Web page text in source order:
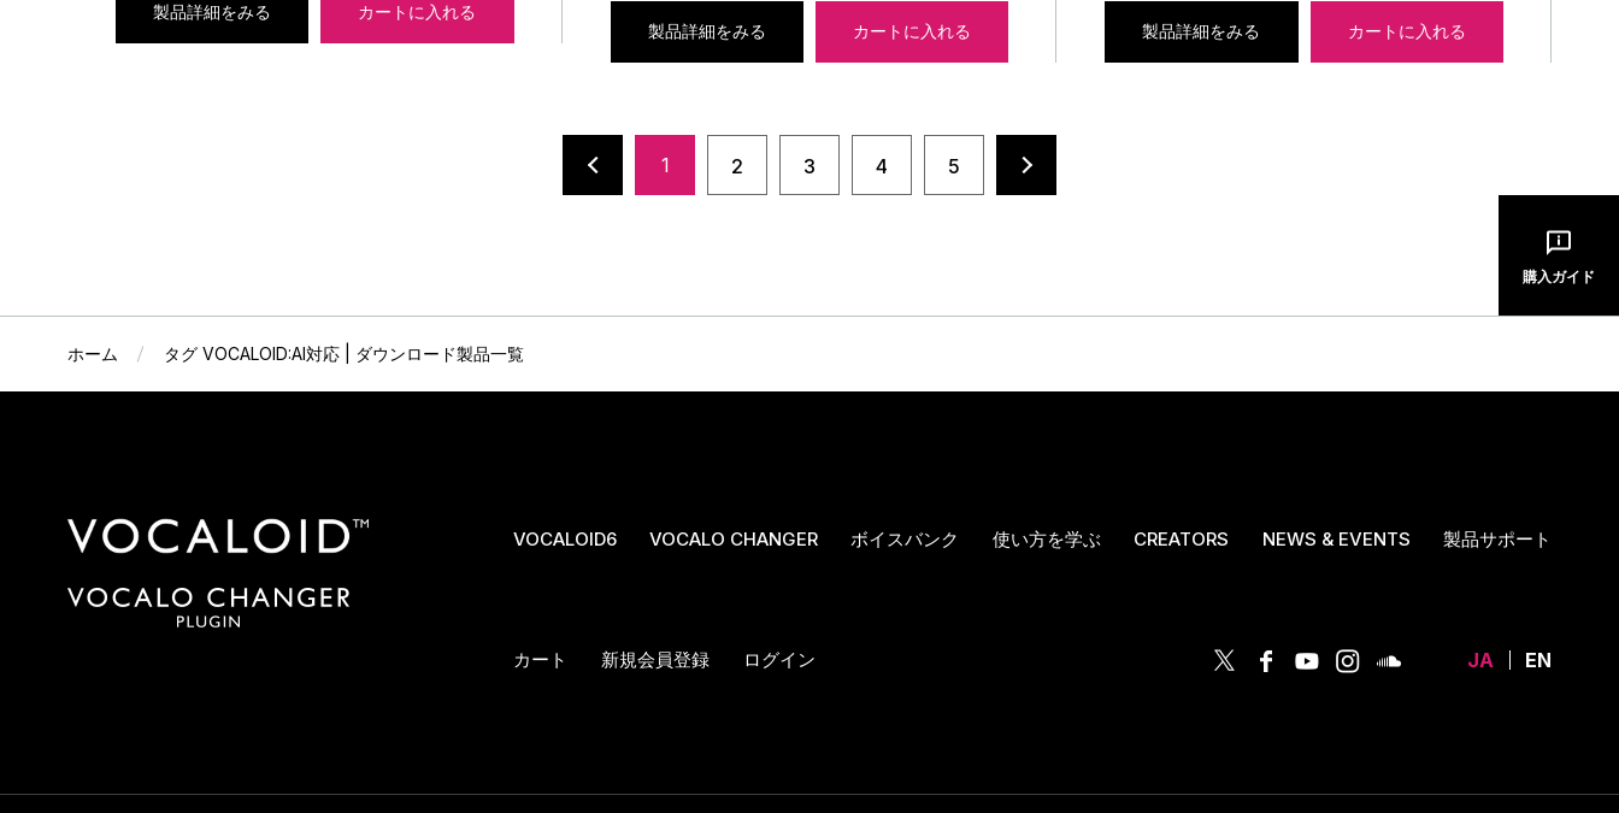
製品詳細をみる カートに入れる
製品詳細をみる カートに入れる 製品詳細をみる カートに入れる
1 2 3 4 5
購入ガイド
ホーム タグ VOCALOID:AI対応 | ダウンロード製品一覧
VOCALOID6 VOCALO CHANGER ボイスバンク 使い方を学ぶ CREATORS NEWS & EVENTS 製品サポート
カート 新規会員登録 ログイン JA EN